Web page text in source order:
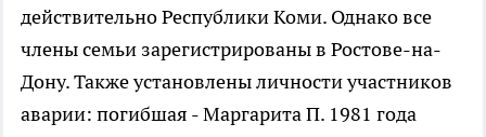
действительно Республики Коми. Однако все
члены семьи зарегистрированы в Ростове-на-
Дону. Также установлены личности участников
аварии: погибшая - Маргарита П. 1981 года